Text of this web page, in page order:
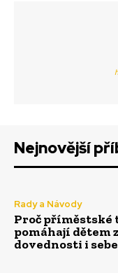
Nejnovější
Rady a Návody
Proč příměstské
pomáhají dětem
dovednosti i